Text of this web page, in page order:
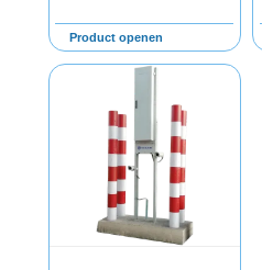
Product openen